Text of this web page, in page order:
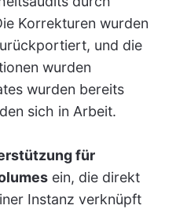
Korrekturen wurden
und die
wurden
wurden bereits
sich in Arbeit.
für
ein, die direkt
Instanz verknüpft